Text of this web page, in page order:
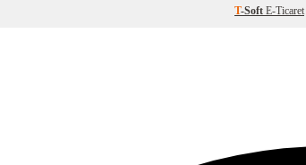
T-Soft E-Ticaret